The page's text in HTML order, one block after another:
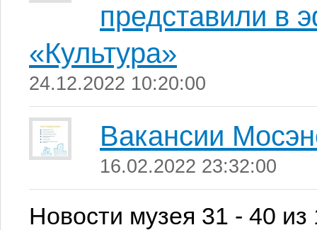
представили в
«Культура»
24.12.2022 10:20:00
Вакансии
16.02.2022 23:32:00
Новости музея 31 - 40 из